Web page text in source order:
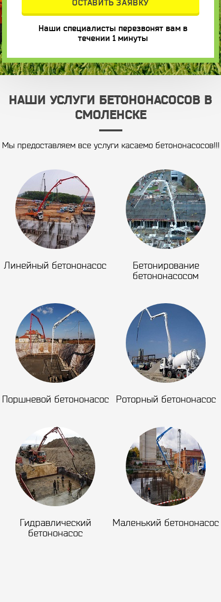
Наши специалисты перезвонят вам в
течении 1 минуты
НАШИ УСЛУГИ БЕТОНОНАСОСОВ В
СМОЛЕНСКЕ
Мы предоставляем все услуги касаемо бетононасосов!!!
Линейный бетононасос
Бетонирование
бетононасосом
Поршневой бетононасос Роторный бетононасос
Гидравлический
бетононасос
Маленький бетононасос